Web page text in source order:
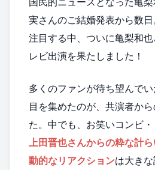
実さんのご結婚発表から数
注目する中、ついに亀梨和
レビ出演を果たしました！
多くのファンが待ち望んで
目を集めたのが、共演者か
た。中でも、お笑いコンビ
上田晋也さんからの粋な計
動的なリアクションは大き